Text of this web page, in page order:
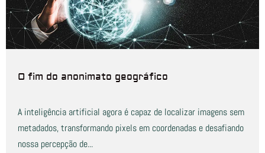
O fim do anonimato geográfico
A inteligência artificial agora é capaz de localizar imagens sem
metadados, transformando pixels em coordenadas e desafiando
nossa percepção de...